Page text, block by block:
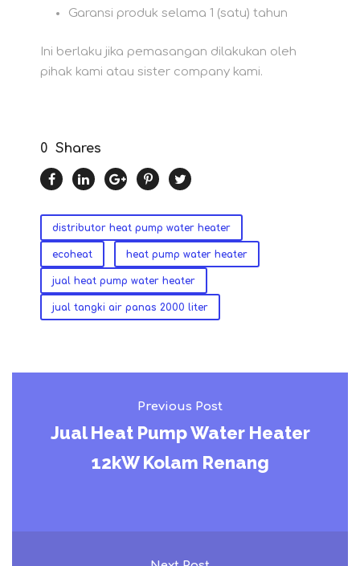
Garansi produk selama 1 (satu) tahun
Ini berlaku jika pemasangan dilakukan oleh
pihak kami atau sister company kami.
0 Shares
distributor heat pump water heater
ecoheat heat pump water heater
jual heat pump water heater
jual tangki air panas 2000 liter
Previous Post
Jual Heat Pump Water Heater
12kW Kolam Renang